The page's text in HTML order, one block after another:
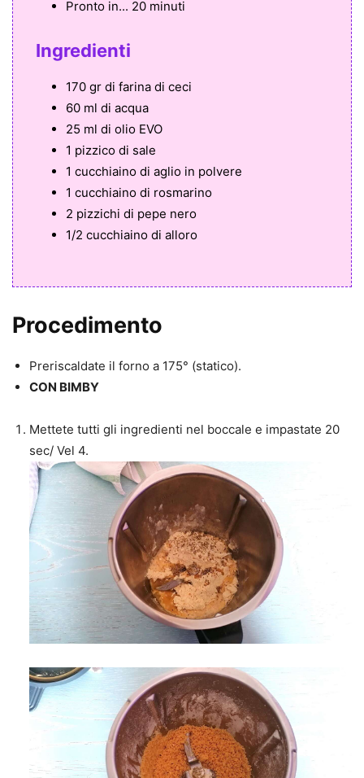
Pronto in... 20 minuti
Ingredienti
170 gr di farina di ceci
60 ml di acqua
25 ml di olio EVO
1 pizzico di sale
1 cucchiaino di aglio in polvere
1 cucchiaino di rosmarino
2 pizzichi di pepe nero
1/2 cucchiaino di alloro
Procedimento
Preriscaldate il forno a 175° (statico).
CON BIMBY
Mettete tutti gli ingredienti nel boccale e impastate 20
sec/ Vel 4.